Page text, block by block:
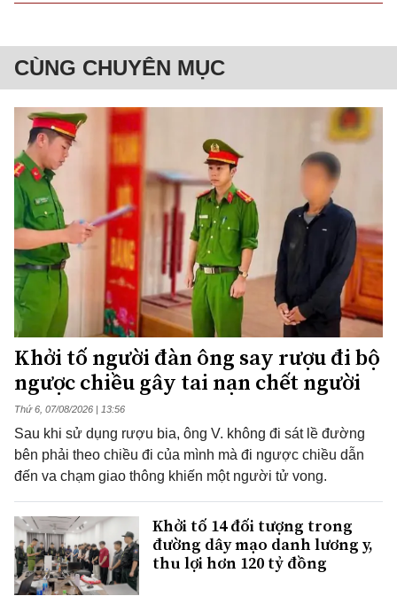
CÙNG CHUYÊN MỤC
Khởi tố người đàn ông say rượu đi bộ
ngược chiều gây tai nạn chết người
Thứ 6, 07/08/2026 | 13:56
Sau khi sử dụng rượu bia, ông V. không đi sát lề đường
bên phải theo chiều đi của mình mà đi ngược chiều dẫn
đến va chạm giao thông khiến một người tử vong.
Khởi tố 14 đối tượng trong
đường dây mạo danh lương y,
thu lợi hơn 120 tỷ đồng